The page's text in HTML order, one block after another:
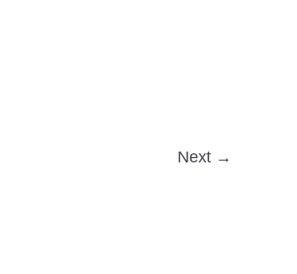
Next →